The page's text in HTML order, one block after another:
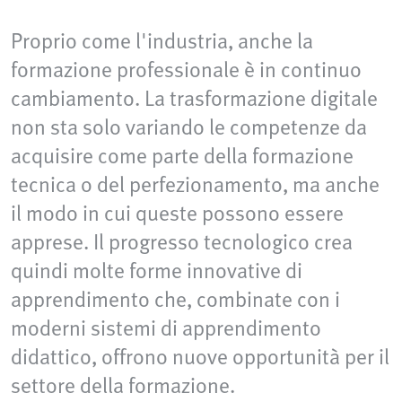
Proprio come l'industria, anche la
formazione professionale è in continuo
cambiamento. La trasformazione digitale
non sta solo variando le competenze da
acquisire come parte della formazione
tecnica o del perfezionamento, ma anche
il modo in cui queste possono essere
apprese. Il progresso tecnologico crea
quindi molte forme innovative di
apprendimento che, combinate con i
moderni sistemi di apprendimento
didattico, offrono nuove opportunità per il
settore della formazione.